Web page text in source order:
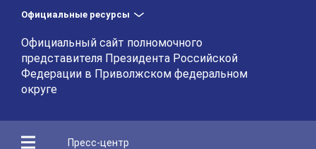
Официальные ресурсы
Официальный сайт полномочного
представителя Президента Российской
Федерации в Приволжском федеральном
округе
Пресс-центр